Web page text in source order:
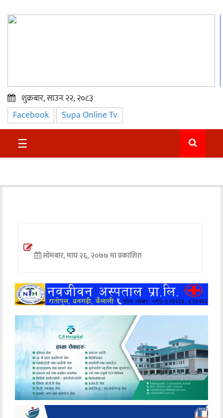
प्रमुख
समाचार
सुदुर
अन्तर्वार्ता
खेलकुद
मनोरञ्जन
अन्य
शुक्रबार, साउन २२, २०८३
Facebook Supa Online Tv
☰
सोमबार, माघ २६, २०७७ मा प्रकाशित